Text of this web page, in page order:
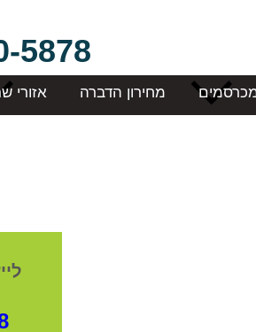
5878
מחירון הדברה אזורי